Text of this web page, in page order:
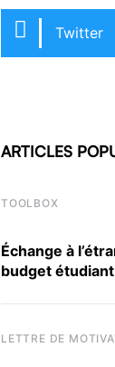
Twitter
ARTICLES
TOOLBOX
Échange à
budget étudiant
LETTRE DE